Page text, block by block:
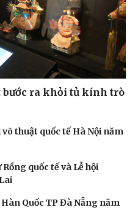
bước ra khỏi tủ kính trò
thuật quốc tế Hà Nội năm
quốc tế và Lễ hội
Quốc TP Đà Nẵng năm